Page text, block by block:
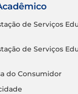
de Serviços
de Serviços
do Consumidor